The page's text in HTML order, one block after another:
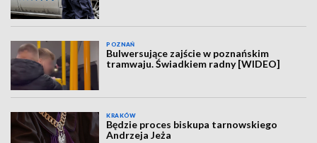
POZNAŃ
Bulwersujące zajście w poznańskim
tramwaju. Świadkiem radny [WIDEO]
KRAKÓW
Będzie proces biskupa tarnowskiego
Andrzeja Jeża